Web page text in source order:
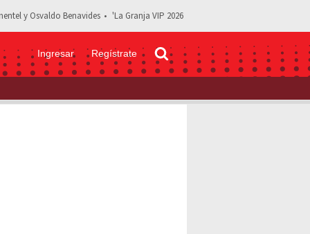
y Osvaldo Benavides 'La Granja VIP 2026
Ingresar Regístrate
los protagonistas originales de "Café con aroma de mujer"